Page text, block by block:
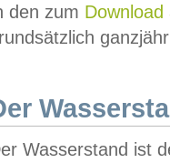
den zum Download
Wasserstand ist